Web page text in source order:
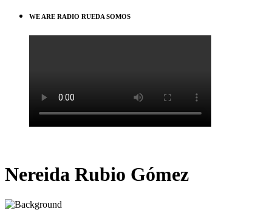
WE ARE RADIO RUEDA SOMOS
Nereida Rubio Gómez